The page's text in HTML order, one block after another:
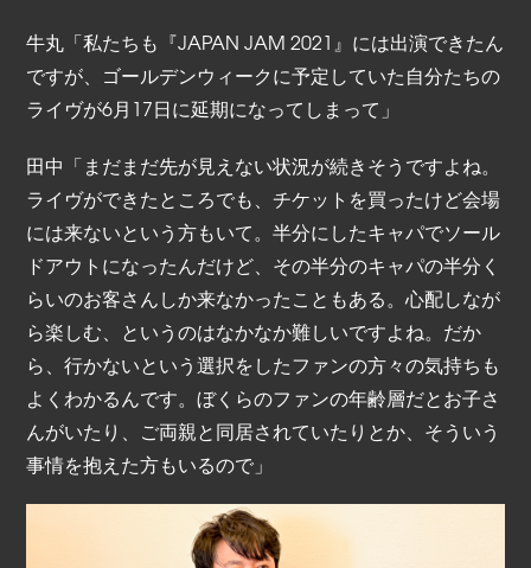
牛丸「私たちも『JAPAN JAM 2021』には出演できたん
ですが、ゴールデンウィークに予定していた自分たちの
ライヴが6月17日に延期になってしまって」
田中「まだまだ先が見えない状況が続きそうですよね。
ライヴができたところでも、チケットを買ったけど会場
には来ないという方もいて。半分にしたキャパでソール
ドアウトになったんだけど、その半分のキャパの半分く
らいのお客さんしか来なかったこともある。心配しなが
ら楽しむ、というのはなかなか難しいですよね。だか
ら、行かないという選択をしたファンの方々の気持ちも
よくわかるんです。ぼくらのファンの年齢層だとお子さ
んがいたり、ご両親と同居されていたりとか、そういう
事情を抱えた方もいるので」